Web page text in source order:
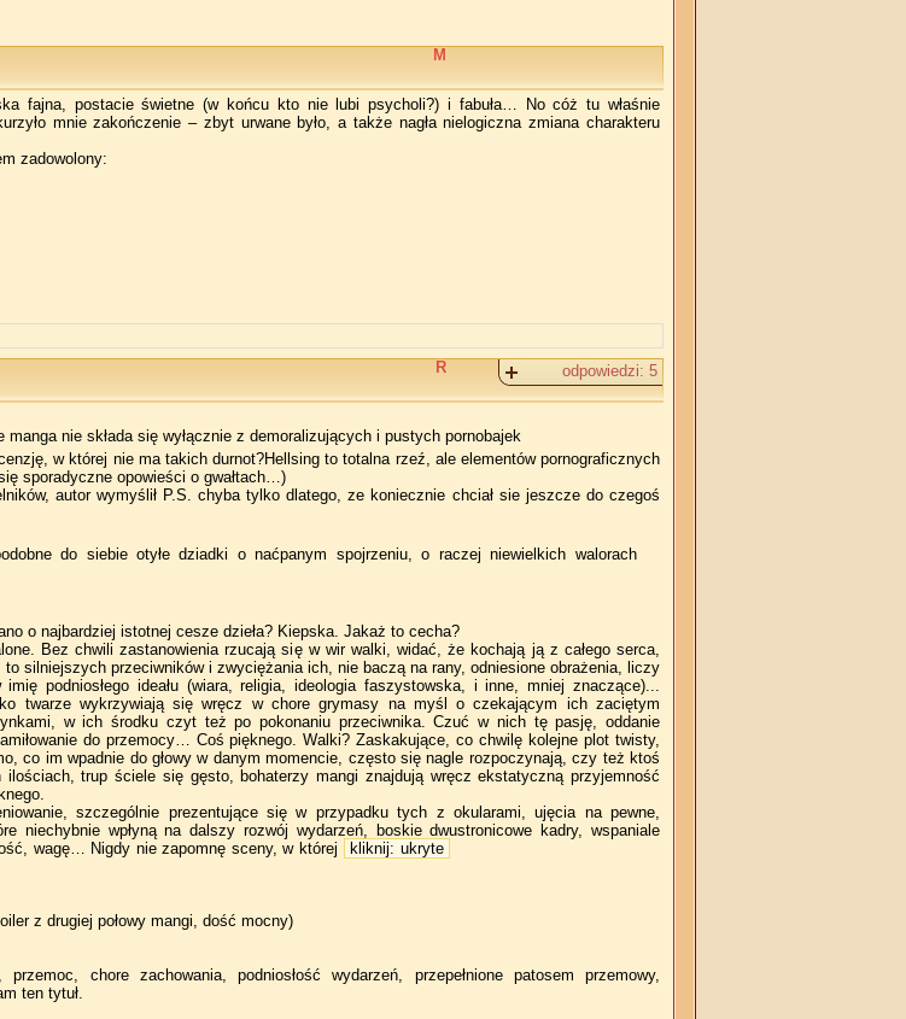
M
fajna, postacie świetne (w końcu kto nie lubi psycholi?) i fabuła… No cóż tu właśnie
mnie zakończenie – zbyt urwane było, a także nagła nielogiczna zmiana charakteru
zadowolony:
R odpowiedzi: 5
nie składa się wyłącznie z demoralizujących i pustych pornobajek
w której nie ma takich durnot?Hellsing to totalna rzeź, ale elementów pornograficznych
sporadyczne opowieści o gwałtach…)
autor wymyślił P.S. chyba tylko dlatego, ze koniecznie chciał sie jeszcze do czegoś
do siebie otyłe dziadki o naćpanym spojrzeniu, o raczej niewielkich walorach
o najbardziej istotnej cesze dzieła? Kiepska. Jakaż to cecha?
Bez chwili zastanowienia rzucają się w wir walki, widać, że kochają ją z całego serca,
silniejszych przeciwników i zwyciężania ich, nie baczą na rany, odniesione obrażenia, liczy
podniosłego ideału (wiara, religia, ideologia faszystowska, i inne, mniej znaczące)...
twarze wykrzywiają się wręcz w chore grymasy na myśl o czekającym ich zaciętym
w ich środku czyt też po pokonaniu przeciwnika. Czuć w nich tę pasję, oddanie
do przemocy… Coś pięknego. Walki? Zaskakujące, co chwilę kolejne plot twisty,
co im wpadnie do głowy w danym momencie, często się nagle rozpoczynają, czy też ktoś
trup ściele się gęsto, bohaterzy mangi znajdują wręcz ekstatyczną przyjemność
szczególnie prezentujące się w przypadku tych z okularami, ujęcia na pewne,
niechybnie wpłyną na dalszy rozwój wydarzeń, boskie dwustronicowe kadry, wspaniale
wagę… Nigdy nie zapomnę sceny, w której
kliknij: ukryte
z drugiej połowy mangi, dość mocny)
chore zachowania, podniosłość wydarzeń, przepełnione patosem przemowy,
ten tytuł.